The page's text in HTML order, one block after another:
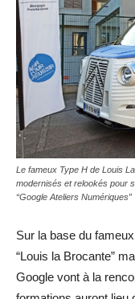
Le fameux Type H de Louis
modernisés et relookés pour
“Google Ateliers Numériques”
Sur la base du
“Louis la Brocante”
Google vont à la